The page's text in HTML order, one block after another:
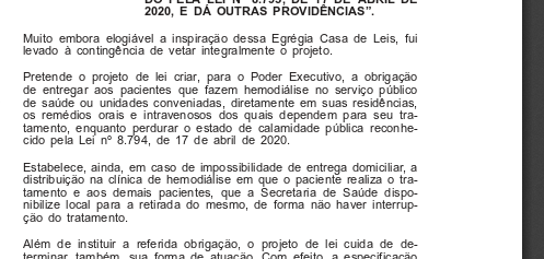
2020,  E  DÁ  OUTRAS  PROVIDÊNCIAS”.
Muito  embora  elogiável  a  inspiração  dessa  Egrégia  Casa  de  Leis,  fui
levado  à  contingência  de  vetar  integralmente  o  projeto.
Pretende  o  projeto  de  lei  criar,  para  o  Poder  Executivo,  a  obrigação
de  entregar  aos  pacientes  que  fazem  hemodiálise  no  serviço  público
de  saúde  ou  unidades  conveniadas,  diretamente  em  suas  residências,
os  remédios  orais  e  intravenosos  dos  quais  dependem  para  seu  tra-
tamento,  enquanto  perdurar  o  estado  de  calamidade  pública  reconhe-
cido  pela  Lei  nº  8.794,  de  17  de  abril  de  2020.
Estabelece,  ainda,  em  caso  de  impossibilidade  de  entrega  domiciliar,  a
distribuição  na  clínica  de  hemodiálise  em  que  o  paciente  realiza  o  tra-
tamento  e  aos  demais  pacientes,  que  a  Secretaria  de  Saúde  dispo-
nibilize  local  para  a  retirada  do  mesmo,  de  forma  não  haver  interrup-
ção  do  tratamento.
Além  de  instituir  a  referida  obrigação,  o  projeto  de  lei  cuida  de  de-